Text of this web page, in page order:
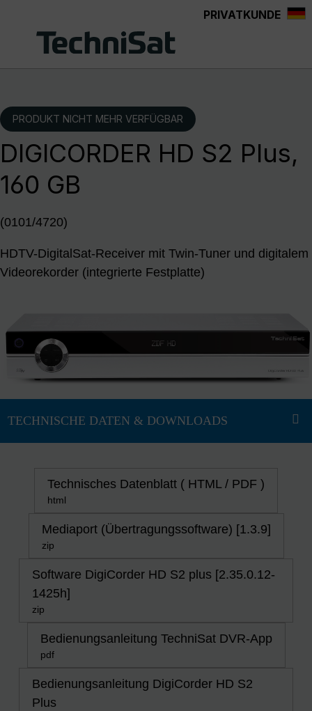
PRIVATKUNDE
PRODUKT NICHT MEHR VERFÜGBAR
DIGICORDER HD S2 Plus,
160 GB
(0101/4720)
HDTV-DigitalSat-Receiver mit Twin-Tuner und digitalem
Videorekorder (integrierte Festplatte)
Technisches Datenblatt ( HTML / PDF )
html
Mediaport (Übertragungssoftware) [1.3.9]
zip
Software DigiCorder HD S2 plus [2.35.0.12-
1425h]
zip
Bedienungsanleitung TechniSat DVR-App
pdf
Bedienungsanleitung DigiCorder HD S2
Plus